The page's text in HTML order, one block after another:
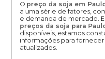
O preço da soja em
a uma série de fatores,
e demanda de mercado.
preços da soja para
disponíveis, estamos
informações para
atualizados.